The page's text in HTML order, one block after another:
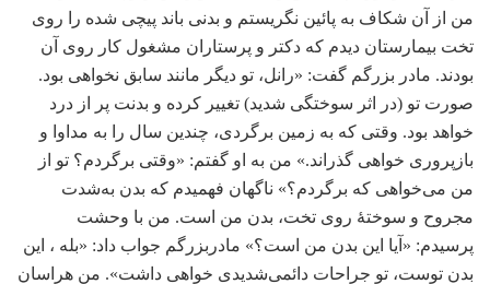
من از آن شکاف به پائین نگریستم و بدنی باند پیچی شده را روی
تخت بیمارستان دیدم که دکتر و پرستاران مشغول کار روی آن
بودند. مادر بزرگم گفت: «رانل، تو دیگر مانند سابق نخواهی بود.
صورت تو (در اثر سوختگی شدید) تغییر کرده و بدنت پر از درد
خواهد بود. وقتی که به زمین برگردی، چندین سال را به مداوا و
بازپروری خواهی گذراند.» من به او گفتم: «وقتی برگردم؟ تو از
من می‌خواهی که برگردم؟» ناگهان فهمیدم که بدن به‌شدت
مجروح و سوختۀ روی تخت، بدن من است. من با وحشت
پرسیدم: «آیا این بدن من است؟» مادربزرگم جواب داد: «بله ، این
بدن توست، تو جراحات دائمی‌شدیدی خواهی داشت». من هراسان